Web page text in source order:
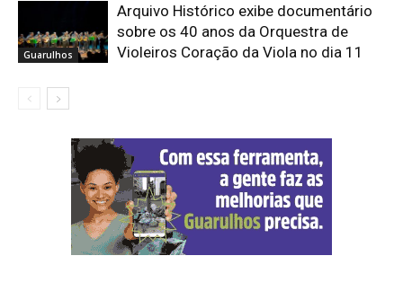
Guarulhos
Arquivo Histórico exibe documentário
sobre os 40 anos da Orquestra de
Violeiros Coração da Viola no dia 11